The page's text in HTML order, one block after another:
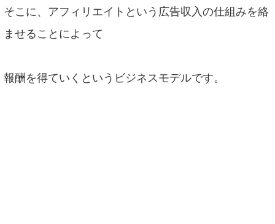
そこに、アフィリエイトという広告収入の仕組みを絡
ませることによって
報酬を得ていくというビジネスモデルです。